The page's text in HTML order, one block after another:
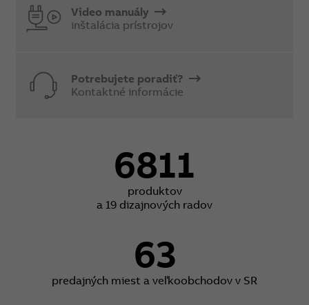
Video manuály
inštalácia prístrojov
Potrebujete poradiť?
Kontaktné informácie
6811
produktov
a 19 dizajnových radov
63
predajných miest a veľkoobchodov v SR